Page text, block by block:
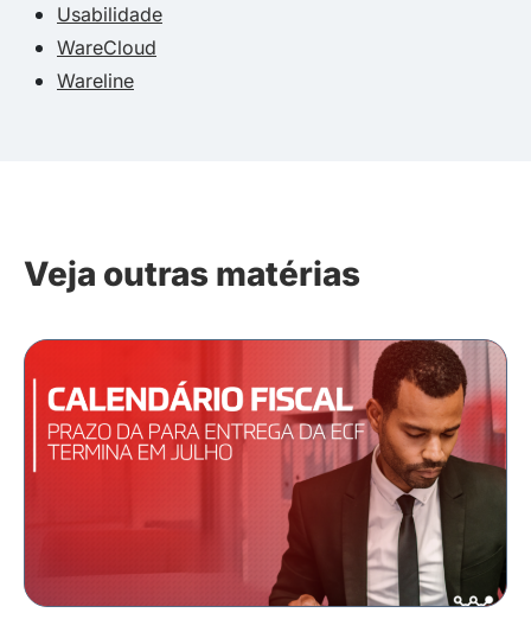
Usabilidade
WareCloud
Wareline
Veja outras matérias